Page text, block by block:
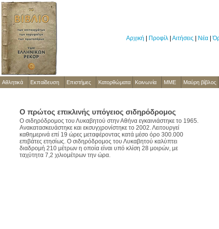
Αρχική Προφίλ Αιτήσεις Νέα |
Αθλητικά Εκπαίδευση Επιστήμες Κατορθώματα Κοινωνία ΜΜΕ Μαύρη βίβλος
Ο πρώτος επικλινής υπόγειος σιδηρόδρομος
Ο σιδηρόδρομος του Λυκαβητού στην Αθήνα εγκαινιάστηκε το 1965.
Ανακατασκευάστηκε και εκσυγχρονίστηκε το 2002. Λειτουργεί
καθημερινά επί 19 ώρες μεταφέροντας κατά μέσο όρο 300.000
επιβάτες ετησίως. Ο σιδηρόδρομος του Λυκαβητού καλύπτει
διαδρομή 210 μέτρων η οποία είναι υπό κλίση 28 μοιρών, με
ταχύτητα 7,2 χιλιομέτρων την ώρα.